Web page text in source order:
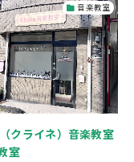
音楽教室
クライネ）音楽教室
室